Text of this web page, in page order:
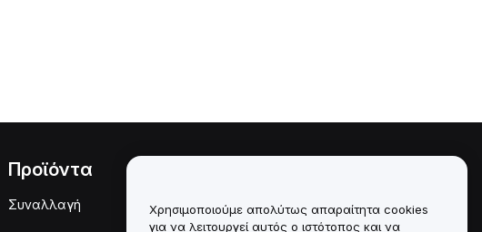
Προϊόντα
Συναλλαγή
Πολιτική σύγκρουσης
συμφερόντων
Χρησιμοποιούμε απολύτως απαραίτητα cookies
για να λειτουργεί αυτός ο ιστότοπος και να